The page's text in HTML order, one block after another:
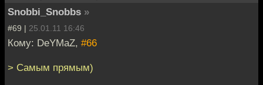
Snobbi_Snobbs »
#69 | 25.01.11 16:46
Кому: DeYMaZ, #66
> Самым прямым)